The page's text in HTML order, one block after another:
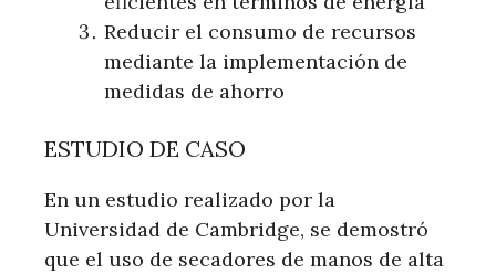
Reducir el consumo de recursos
mediante la implementación de
medidas de ahorro
ESTUDIO DE CASO
En un estudio realizado por la
Universidad de Cambridge, se demostró
que el uso de secadores de manos de alta